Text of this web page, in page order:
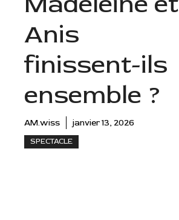
Anis
finissent-ils
ensemble ?
AM.wiss janvier 13, 2026
SPECTACLE